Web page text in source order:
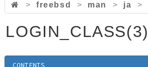
> freebsd > man > ja >
LOGIN_CLASS(3)